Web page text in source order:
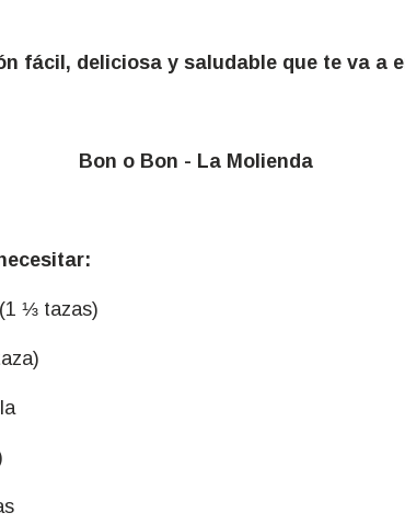
fácil, deliciosa y saludable que te va a
- La Molienda
⅓ tazas)